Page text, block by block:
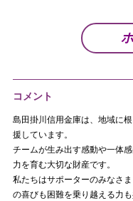
コメント
島田掛川信用金庫は、地域に
援しています。
チームが生み出す感動や一体
力を育む大切な財産です。
私たちはサポーターのみなさ
の喜びも困難を乗り越える力